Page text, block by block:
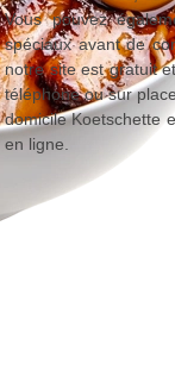
Vous pouvez
spéciaux avant de
notre site est gratuit
téléphone ou sur
domicile Koetschette
en ligne.